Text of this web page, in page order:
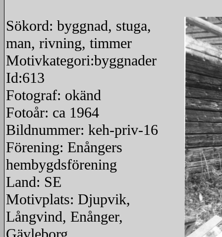
Sökord: byggnad, stuga,
man, rivning, timmer
Motivkategori:byggnader
Id:613
Fotograf: okänd
Fotoår: ca 1964
Bildnummer: keh-priv-16
Förening: Enångers
hembygdsförening
Land: SE
Motivplats: Djupvik,
Långvind, Enånger,